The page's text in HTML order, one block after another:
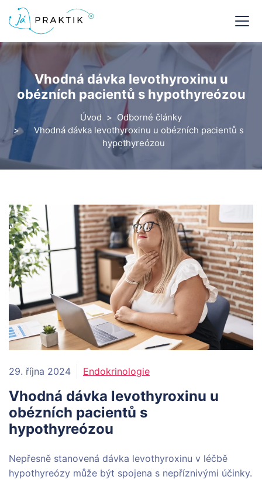
Vhodná dávka levothyroxinu u
obézních pacientů s hypothyreózou
Úvod
Odborné články
Vhodná dávka levothyroxinu u obézních pacientů s
hypothyreózou
29. října 2024 Endokrinologie
Vhodná dávka levothyroxinu u
obézních pacientů s
hypothyreózou
Nepřesně stanovená dávka levothyroxinu v léčbě
hypothyreózy může být spojena s nepříznivými účinky.